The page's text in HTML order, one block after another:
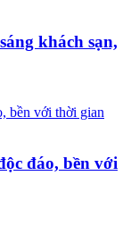
khách sạn,
đáo, bền với